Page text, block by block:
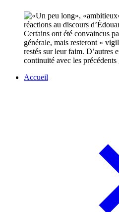
Certains ont été convaincus
générale, mais resteront «
restés sur leur faim. D’autres
continuité avec les précédents
Accueil